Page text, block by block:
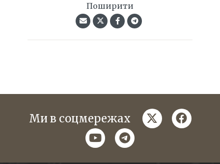
Поширити
Ми в соцмережах twitter
youtubetelegram